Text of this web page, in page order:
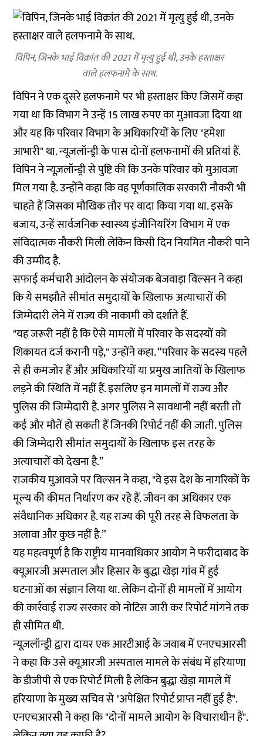
विपिन, जिनके भाई विक्रांत की 2021 में मृत्यु हुई थी, उनके हस्ताक्षर
वाले हलफनामे के साथ.
विपिन ने एक दूसरे हलफनामे पर भी हस्ताक्षर किए जिसमें कहा
गया था कि विभाग ने उन्हें 15 लाख रुपए का मुआवजा दिया था
और यह कि परिवार विभाग के अधिकारियों के लिए "हमेशा
आभारी" था. न्यूज़लॉन्ड्री के पास दोनों हलफनामों की प्रतियां हैं.
विपिन ने न्यूज़लॉन्ड्री से पुष्टि की कि उनके परिवार को मुआवजा
मिल गया है. उन्होंने कहा कि वह पूर्णकालिक सरकारी नौकरी भी
चाहते हैं जिसका मौखिक तौर पर वादा किया गया था. इसके
बजाय, उन्हें सार्वजनिक स्वास्थ्य इंजीनियरिंग विभाग में एक
संविदात्मक नौकरी मिली लेकिन किसी दिन नियमित नौकरी पाने
की उम्मीद है.
सफाई कर्मचारी आंदोलन के संयोजक बेजवाड़ा विल्सन ने कहा
कि ये समझौते सीमांत समुदायों के खिलाफ अत्याचारों की
जिम्मेदारी लेने में राज्य की नाकामी को दर्शाते हैं.
"यह जरूरी नहीं है कि ऐसे मामलों में परिवार के सदस्यों को
शिकायत दर्ज करानी पड़े," उन्होंने कहा. “परिवार के सदस्य पहले
से ही कमजोर हैं और अधिकारियों या प्रमुख जातियों के खिलाफ
लड़ने की स्थिति में नहीं हैं. इसलिए इन मामलों में राज्य और
पुलिस की जिम्मेदारी है. अगर पुलिस ने सावधानी नहीं बरती तो
कई और मौतें हो सकती हैं जिनकी रिपोर्ट नहीं की जाती. पुलिस
की जिम्मेदारी सीमांत समुदायों के खिलाफ इस तरह के
अत्याचारों को देखना है.”
राजकीय मुआवजे पर विल्सन ने कहा, "वे इस देश के नागरिकों के
मूल्य की कीमत निर्धारण कर रहे हैं. जीवन का अधिकार एक
संवैधानिक अधिकार है. यह राज्य की पूरी तरह से विफलता के
अलावा और कुछ नहीं है.”
यह महत्वपूर्ण है कि राष्ट्रीय मानवाधिकार आयोग ने फरीदाबाद के
क्यूआरजी अस्पताल और हिसार के बुद्धा खेड़ा गांव में हुई
घटनाओं का संज्ञान लिया था. लेकिन दोनों ही मामलों में आयोग
की कार्रवाई राज्य सरकार को नोटिस जारी कर रिपोर्ट मांगने तक
ही सीमित थी.
न्यूज़लॉन्ड्री द्वारा दायर एक आरटीआई के जवाब में एनएचआरसी
ने कहा कि उसे क्यूआरजी अस्पताल मामले के संबंध में हरियाणा
के डीजीपी से एक रिपोर्ट मिली है लेकिन बुद्धा खेड़ा मामले में
हरियाणा के मुख्य सचिव से "अपेक्षित रिपोर्ट प्राप्त नहीं हुई है".
एनएचआरसी ने कहा कि "दोनों मामले आयोग के विचाराधीन हैं".